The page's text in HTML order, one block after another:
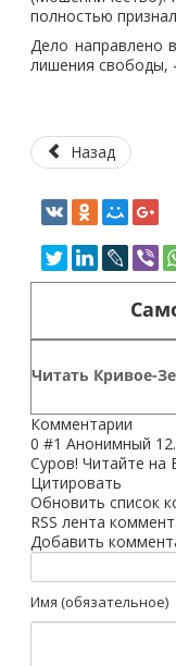
полностью
Дело направлено
лишения свободы,
Назад
Читать Кривое-
Комментарии
0 #1 Анонимный
Суров! Читайте на
Цитировать
Обновить список
RSS лента
Добавить
Имя (обязательное)